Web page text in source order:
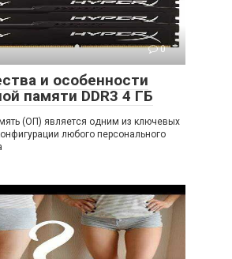
0
и особенности
памяти DDR3 4 ГБ
(ОП) является одним из ключевых
любого персонального